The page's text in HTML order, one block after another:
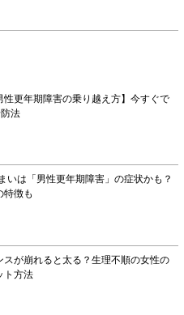
性更年期障害の乗り越え方】今すぐで
法
いは「男性更年期障害」の症状かも？
特徴も
スが崩れると太る？生理不順の女性の
ト方法